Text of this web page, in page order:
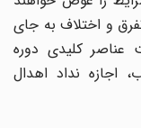
و اختلاف به جای
کلیدی دوره
نداد اهدال